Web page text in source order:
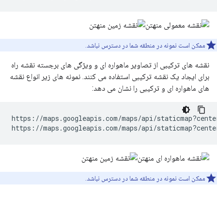
ممکن است نمونه در منطقه شما در دسترس نباشد.
نقشه های ترکیبی از تصاویر ماهواره ای و ویژگی های برجسته نقشه راه
برای ایجاد یک نقشه ترکیبی استفاده می کنند. نمونه های زیر انواع نقشه
های ماهواره ای و ترکیبی را نشان می دهد:
https://maps.googleapis.com/maps/api/
https://maps.googleapis.com/maps/api/
ممکن است نمونه در منطقه شما در دسترس نباشد.